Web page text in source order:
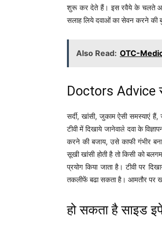
शुरू कर देते हैं। इस रवैये के चलते
सलाह लिये दवाओं का सेवन करने की
Also Read: OTC-
Doctors Advice
सर्दी, खांसी, जुकाम ऐसी समस्याएं
टीवी में दिखाये जानेवाले दवा के
करने की बजाय, उसे काफी गंभीर
सूखी खांसी होती है तो किसी को
प्रयोग किया जाता है। टीवी पर
तकलीफें बढा सकता है। आमतौर पर
हो सकता है साइड